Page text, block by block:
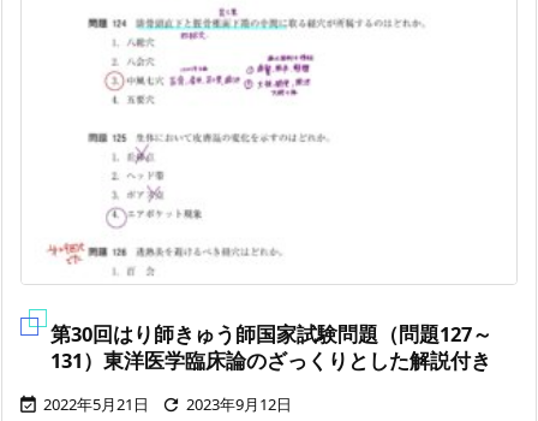
第30回はり師きゅう師国家試験問題（問題127～
131）東洋医学臨床論のざっくりとした解説付き
 2022年5月21日  2023年9月12日